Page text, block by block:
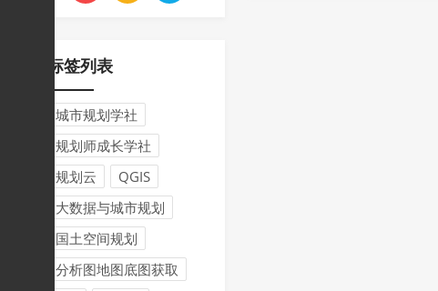
标签列表
城市规划学社
规划师成长学社
规划云
QGIS
大数据与城市规划
国土空间规划
分析图地图底图获取